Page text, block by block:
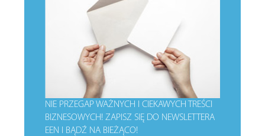
NIE PRZEGAP WAŻNYCH I CIEKAWYCH TREŚCI
BIZNESOWYCH!ZAPISZ SIĘ DO NEWSLETTERA
EEN I BĄDŹ NA BIEŻĄCO!